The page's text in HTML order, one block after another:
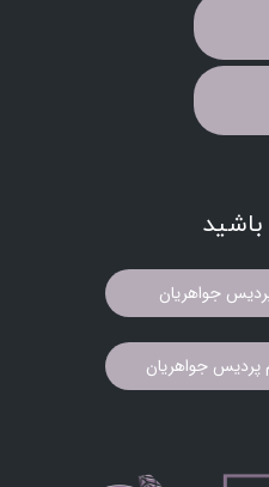
باشید
جواهریان
پردیس جواهریان